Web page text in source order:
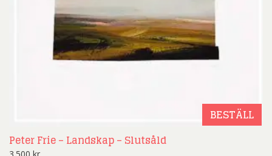
BESTÄLL
Peter Frie – Landskap – Slutsåld
3.500 kr